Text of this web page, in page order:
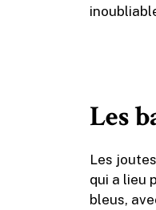
Les
Les
qui a lieu
bleus,